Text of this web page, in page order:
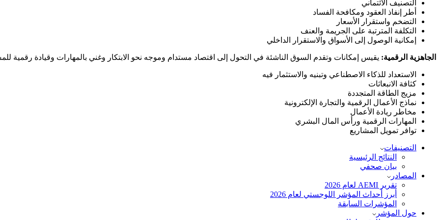
التصنيف الائتماني
أطر إنفاذ العقود ومكافحة الفساد
التضخم واستقرار الأسعار
التكلفة المترتبة على الجريمة والعنف
إمكانية الوصول إلى الأسواق والاستقرار الداخلي
الجاهزية الرقمية: يقيس إمكانات وتقدم السوق الناشئة في التحول إلى اقتصاد مستدام وموجه نحو الابتكار وغني بالمهارات وقيادة رقمية
الاستعداد للذكاء الاصطناعي وتبنيه والاستثمار فيه
كثافة الانبعاثات
مزيج الطاقة المتجددة
نماذج الأعمال الرقمية والتجارة الإلكترونية
مخاطر ريادة الأعمال
المهارات الرقمية ورأس المال البشري
توافر تمويل المشاريع
التصنيفات
النتائج الرئيسية
بيان صحفي
المصادر
تقرير AEMI لعام 2026
أبرز أحداث المؤشر اللوجستي لعام 2026
المؤشرات السابقة
حول المؤشر